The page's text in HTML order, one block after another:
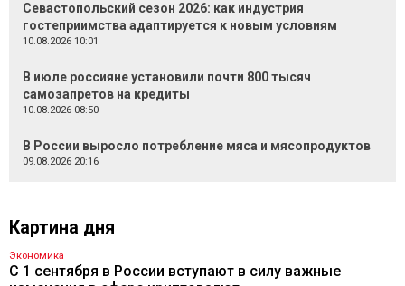
Севастопольский сезон 2026: как индустрия
гостеприимства адаптируется к новым условиям
10.08.2026 10:01
В июле россияне установили почти 800 тысяч
самозапретов на кредиты
10.08.2026 08:50
В России выросло потребление мяса и мясопродуктов
09.08.2026 20:16
Картина дня
Экономика
С 1 сентября в России вступают в силу важные